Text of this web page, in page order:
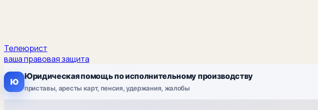
Телеюрист
ваша правовая защита
Ю
Юридическая помощь по исполнительному производству
приставы, аресты карт, пенсия, удержания, жалобы